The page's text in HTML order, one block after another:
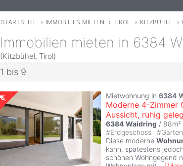
STARTSEITE › IMMOBILIEN MIETEN › TIROL › KITZBÜHEL ›
Immobilien mieten in 6384
(Kitzbühel, Tirol)
1 bis 9
Mietwohnung in 6384
Moderne 4-Zimmer
Aussicht, ruhig
6384 Waidring / 88m²
#Erdgeschoss #Garten
Diese moderne
kann, spätestens
schönen Wohngegend